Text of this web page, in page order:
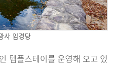
사 임경당
템플스테이를 운영해 오고 있